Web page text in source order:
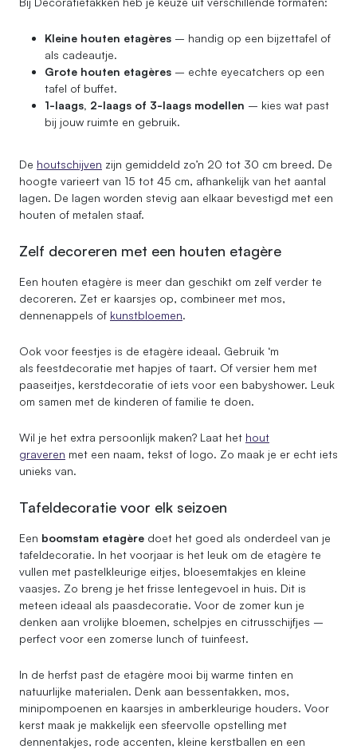
Kleine houten etagères – handig op een bijzettafel of
als cadeautje.
Grote houten etagères – echte eyecatchers op een
tafel of buffet.
1-laags, 2-laags of 3-laags modellen – kies wat past
bij jouw ruimte en gebruik.
De houtschijven zijn gemiddeld zo’n 20 tot 30 cm breed. De
hoogte varieert van 15 tot 45 cm, afhankelijk van het aantal
lagen. De lagen worden stevig aan elkaar bevestigd met een
houten of metalen staaf.
Zelf decoreren met een houten etagère
Een houten etagère is meer dan geschikt om zelf verder te
decoreren. Zet er kaarsjes op, combineer met mos,
dennenappels of kunstbloemen.
Ook voor feestjes is de etagère ideaal. Gebruik ‘m
als feestdecoratie met hapjes of taart. Of versier hem met
paaseitjes, kerstdecoratie of iets voor een babyshower. Leuk
om samen met de kinderen of familie te doen.
Wil je het extra persoonlijk maken? Laat het hout
graveren met een naam, tekst of logo. Zo maak je er echt iets
unieks van.
Tafeldecoratie voor elk seizoen
Een boomstam etagère doet het goed als onderdeel van je
tafeldecoratie. In het voorjaar is het leuk om de etagère te
vullen met pastelkleurige eitjes, bloesemtakjes en kleine
vaasjes. Zo breng je het frisse lentegevoel in huis. Dit is
meteen ideaal als paasdecoratie. Voor de zomer kun je
denken aan vrolijke bloemen, schelpjes en citrusschijfjes –
perfect voor een zomerse lunch of tuinfeest.
In de herfst past de etagère mooi bij warme tinten en
natuurlijke materialen. Denk aan bessentakken, mos,
minipompoenen en kaarsjes in amberkleurige houders. Voor
kerst maak je makkelijk een sfeervolle opstelling met
dennentakjes, rode accenten, kleine kerstballen en een